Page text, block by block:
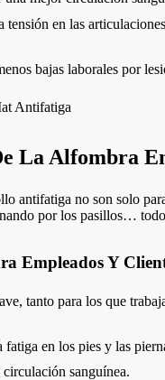
tensión en las
bajas laborales por
La Alfombra
antifatiga no son solo
por los pasillos…
Empleados Y
tanto para los que
fatiga en los pies y las
sanguínea.